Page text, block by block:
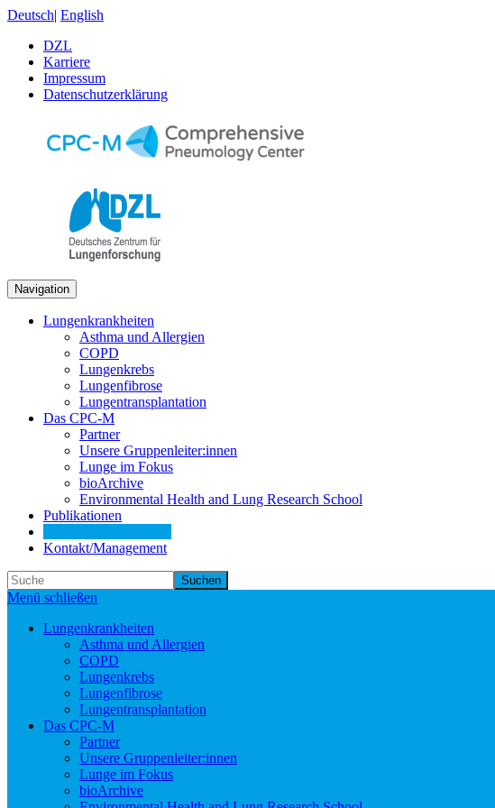
Deutsch| English
DZL
Karriere
Impressum
Datenschutzerklärung
Navigation
Lungenkrankheiten
Asthma und Allergien
COPD
Lungenkrebs
Lungenfibrose
Lungentransplantation
Das CPC-M
Partner
Unsere Gruppenleiter:innen
Lunge im Fokus
bioArchive
Environmental Health and Lung Research School
Publikationen
Kontakt/Management
Suchen
Menü schließen
Lungenkrankheiten
Asthma und Allergien
COPD
Lungenkrebs
Lungenfibrose
Lungentransplantation
Das CPC-M
Partner
Unsere Gruppenleiter:innen
Lunge im Fokus
bioArchive